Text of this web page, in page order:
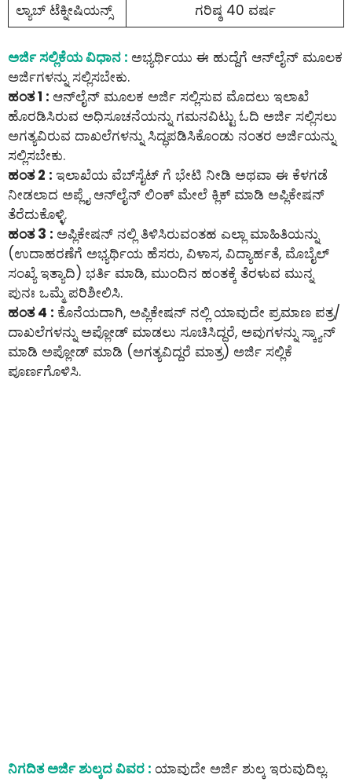
ಲ್ಯಾಬ್ ಟೆಕ್ನೀಷಿಯನ್ಸ್
ಗರಿಷ್ಠ 40 ವರ್ಷ
ಅರ್ಜಿ ಸಲ್ಲಿಕೆಯ ವಿಧಾನ : ಅಭ್ಯರ್ಥಿಯು ಈ ಹುದ್ದೆಗೆ ಆನ್‌ಲೈನ್‌ ಮೂಲಕ
ಅರ್ಜಿಗಳನ್ನು ಸಲ್ಲಿಸಬೇಕು.
ಹಂತ 1 : ಆನ್‌ಲೈನ್‌ ಮೂಲಕ ಅರ್ಜಿ ಸಲ್ಲಿಸುವ ಮೊದಲು ಇಲಾಖೆ
ಹೊರಡಿಸಿರುವ ಅಧಿಸೂಚನೆಯನ್ನು ಗಮನವಿಟ್ಟು ಓದಿ ಅರ್ಜಿ ಸಲ್ಲಿಸಲು
ಅಗತ್ಯವಿರುವ ದಾಖಲೆಗಳನ್ನು ಸಿದ್ಧಪಡಿಸಿಕೊಂಡು ನಂತರ ಅರ್ಜಿಯನ್ನು
ಸಲ್ಲಿಸಬೇಕು.
ಹಂತ 2 : ಇಲಾಖೆಯ ವೆಬ್‌ಸೈಟ್ ಗೆ ಭೇಟಿ ನೀಡಿ ಅಥವಾ ಈ ಕೆಳಗಡೆ
ನೀಡಲಾದ ಅಪ್ಲೈ ಆನ್‌ಲೈನ್‌ ಲಿಂಕ್ ಮೇಲೆ ಕ್ಲಿಕ್ ಮಾಡಿ ಅಪ್ಲಿಕೇಷನ್
ತೆರೆದುಕೊಳ್ಳಿ.
ಹಂತ 3 : ಅಪ್ಲಿಕೇಷನ್ ನಲ್ಲಿ ತಿಳಿಸಿರುವಂತಹ ಎಲ್ಲಾ ಮಾಹಿತಿಯನ್ನು
(ಉದಾಹರಣೆಗೆ ಅಭ್ಯರ್ಥಿಯ ಹೆಸರು, ವಿಳಾಸ, ವಿದ್ಯಾರ್ಹತೆ, ಮೊಬೈಲ್
ಸಂಖ್ಯೆ ಇತ್ಯಾದಿ) ಭರ್ತಿ ಮಾಡಿ, ಮುಂದಿನ ಹಂತಕ್ಕೆ ತೆರಳುವ ಮುನ್ನ
ಪುನಃ ಒಮ್ಮೆ ಪರಿಶೀಲಿಸಿ.
ಹಂತ 4 : ಕೊನೆಯದಾಗಿ, ಅಪ್ಲಿಕೇಷನ್ ನಲ್ಲಿ ಯಾವುದೇ ಪ್ರಮಾಣ ಪತ್ರ/
ದಾಖಲೆಗಳನ್ನು ಅಪ್ಲೋಡ್ ಮಾಡಲು ಸೂಚಿಸಿದ್ದರೆ, ಅವುಗಳನ್ನು ಸ್ಕ್ಯಾನ್
ಮಾಡಿ ಅಪ್ಲೋಡ್ ಮಾಡಿ (ಅಗತ್ಯವಿದ್ದರೆ ಮಾತ್ರ) ಅರ್ಜಿ ಸಲ್ಲಿಕೆ
ಪೂರ್ಣಗೊಳಿಸಿ.
ನಿಗದಿತ ಅರ್ಜಿ ಶುಲ್ಕದ ವಿವರ : ಯಾವುದೇ ಅರ್ಜಿ ಶುಲ್ಕ ಇರುವುದಿಲ್ಲ.